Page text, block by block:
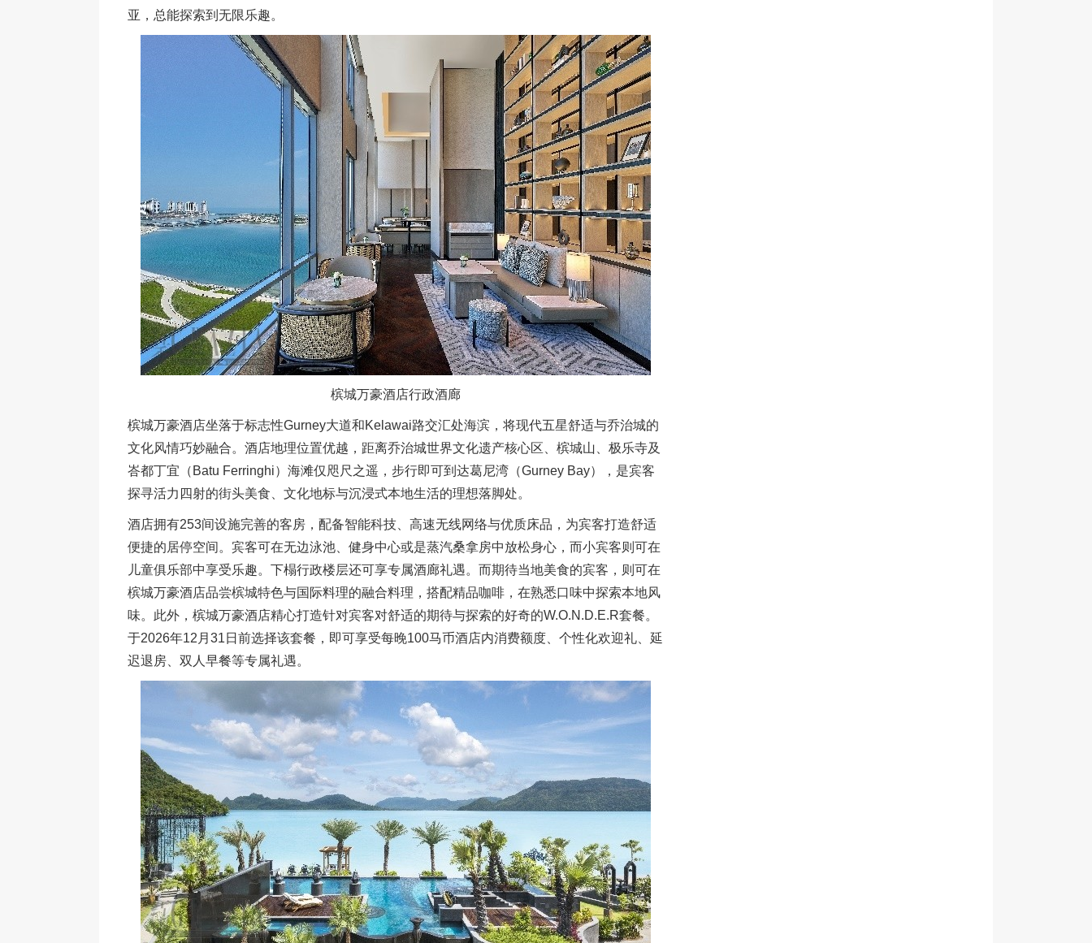
亚，总能探索到无限乐趣。
槟城万豪酒店行政酒廊
槟城万豪酒店坐落于标志性Gurney大道和Kelawai路交汇处海滨，将现代五星舒适与乔治城的
文化风情巧妙融合。酒店地理位置优越，距离乔治城世界文化遗产核心区、槟城山、极乐寺及
峇都丁宜（Batu Ferringhi）海滩仅咫尺之遥，步行即可到达葛尼湾（Gurney Bay），是宾客
探寻活力四射的街头美食、文化地标与沉浸式本地生活的理想落脚处。
酒店拥有253间设施完善的客房，配备智能科技、高速无线网络与优质床品，为宾客打造舒适
便捷的居停空间。宾客可在无边泳池、健身中心或是蒸汽桑拿房中放松身心，而小宾客则可在
儿童俱乐部中享受乐趣。下榻行政楼层还可享专属酒廊礼遇。而期待当地美食的宾客，则可在
槟城万豪酒店品尝槟城特色与国际料理的融合料理，搭配精品咖啡，在熟悉口味中探索本地风
味。此外，槟城万豪酒店精心打造针对宾客对舒适的期待与探索的好奇的W.O.N.D.E.R套餐。
于2026年12月31日前选择该套餐，即可享受每晚100马币酒店内消费额度、个性化欢迎礼、延
迟退房、双人早餐等专属礼遇。